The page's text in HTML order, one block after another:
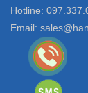
Hotline:
Email: